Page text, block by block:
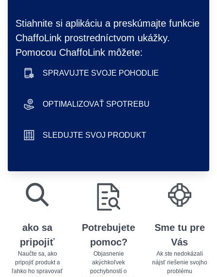
Stiahnite si aplikáciu a preskúmajte funkcie
ChaffoLink prostredníctvom ukážky.
Pomocou ChaffoLink môžete:
SPRAVUJTE SVOJE POHODLIE
OPTIMALIZOVAŤ SPOTREBU
SLEDUJTE SVOJ PRODUKT
ako sa
pripojiť
Naučte sa, ako
pripojiť produkt a
ľahko ho spravovať
Potrebujete
pomoc?
Objasnenie
akýchkoľvek
pochybností o
Sme tu pre
Vás
Ak ste nedokázali
nájsť riešenie svojho
problému